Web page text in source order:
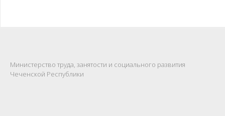
Министерство труда, занятости и социального развития
Чеченской Республики